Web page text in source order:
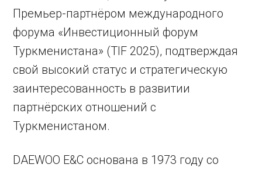
Премьер-партнёром международного
форума «Инвестиционный форум
Туркменистана» (TIF 2025), подтверждая
свой высокий статус и стратегическую
заинтересованность в развитии
партнёрских отношений с
Туркменистаном.
DAEWOO E&C основана в 1973 году со